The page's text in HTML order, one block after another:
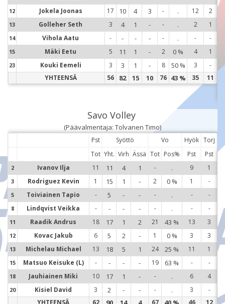
12 Jokela Joonas 17 10 4 3 - . 12 2
13 Golleher Seth 3 4 1 - - . 2 1
14 Vihola Aatu - - - - - . - -
15 Mäki Eetu 5 11 1 - 2 0 % 4 1
23 Kouki Eemeli 3 3 1 - 8 50 % 3
-
YHTEENSÄ
56 82 15 10 76 43 % 35 11
Savo Volley
(Päävalmentaja: Tolvanen Timo)
Pst Syöttö Vo Hyök Torj
Tot Yht. Virh Ässä Tot Pos% Pst Pst
2 Ivanov Ilja 11 11 4 1 - . 9 1
3 Rodriguez Kevin 1 15 1 - 2 0 % 1 -
5 Toiviainen Tapio - 5 - - - . - -
8 Lindqvist Veikka - - - - - . - -
11 Raadik Andrus 18 17 1 2 21 43 % 13 3
12 Kovac Jakub 6 5 2 - 1 0 % 3 3
13 Michelau Michael 13 18 5 1 24 25 % 11 1
15 Matsuo Keisuke (L) - - - - 19 63 % - -
18 Jauhiainen Miki 10 17 1 - - . 6 4
20 Kisiel David 3 2 - - - . 3
-
YHTEENSÄ
62 67 46 12
15
5
11
18